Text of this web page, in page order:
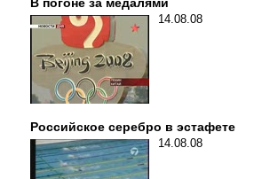
В погоне за медалями
14.08.08
Российское серебро в эстафете
14.08.08